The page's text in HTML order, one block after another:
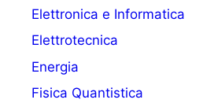
Elettronica e Informatica
Elettrotecnica
Energia
Fisica Quantistica